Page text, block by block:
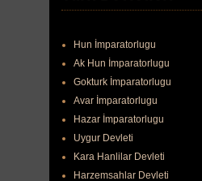
Hun İmparatorlugu
Ak Hun İmparatorlugu
Gokturk İmparatorlugu
Avar İmparatorlugu
Hazar İmparatorlugu
Uygur Devleti
Kara Hanlilar Devleti
Harzemsahlar Devleti